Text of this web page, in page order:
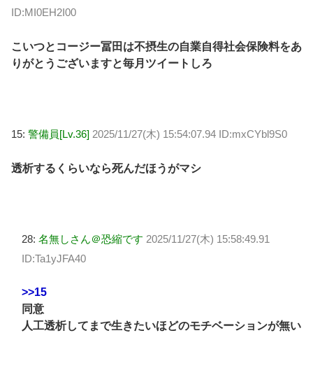
ID:MI0EH2I00
こいつとコージー冨田は不摂生の自業自得社会保険料をあ
りがとうございますと毎月ツイートしろ
15: 警備員[Lv.36] 2025/11/27(木) 15:54:07.94 ID:mxCYbl9S0
透析するくらいなら死んだほうがマシ
28: 名無しさん＠恐縮です 2025/11/27(木) 15:58:49.91
ID:Ta1yJFA40
>>15
同意
人工透析してまで生きたいほどのモチベーションが無い